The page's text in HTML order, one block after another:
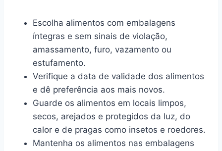
Escolha alimentos com embalagens
íntegras e sem sinais de violação,
amassamento, furo, vazamento ou
estufamento.
Verifique a data de validade dos alimentos
e dê preferência aos mais novos.
Guarde os alimentos em locais limpos,
secos, arejados e protegidos da luz, do
calor e de pragas como insetos e roedores.
Mantenha os alimentos nas embalagens